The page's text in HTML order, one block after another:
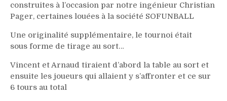
construites à l’occasion par notre ingénieur Christian
Pager, certaines louées à la société SOFUNBALL
Une originalité supplémentaire, le tournoi était
sous forme de tirage au sort…
Vincent et Arnaud tiraient d’abord la table au sort et
ensuite les joueurs qui allaient y s’affronter et ce sur
6 tours au total